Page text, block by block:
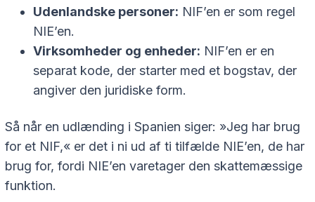
Udenlandske personer: NIF’en er som regel
NIE’en.
Virksomheder og enheder: NIF’en er en
separat kode, der starter med et bogstav, der
angiver den juridiske form.
Så når en udlænding i Spanien siger: »Jeg har brug
for et NIF,« er det i ni ud af ti tilfælde NIE’en, de har
brug for, fordi NIE’en varetager den skattemæssige
funktion.